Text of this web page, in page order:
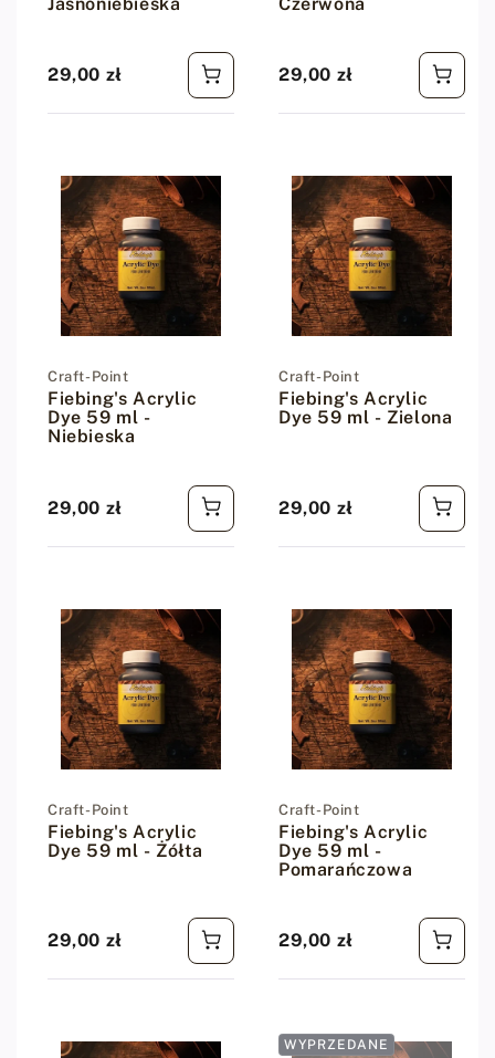
Cena regularna
29,00 zł Cena regularna
29,00 zł
Dostawca:
Craft-Point
Fiebing's Acrylic
Dye 59 ml -
Niebieska
Cena regularna
29,00 zł
Dostawca:
Craft-Point
Fiebing's Acrylic
Dye 59 ml - Zielona
Cena regularna
29,00 zł
Dostawca:
Craft-Point
Fiebing's Acrylic
Dye 59 ml - Żółta
Cena regularna
29,00 zł
Dostawca:
Craft-Point
Fiebing's Acrylic
Dye 59 ml -
Pomarańczowa
Cena regularna
29,00 zł
WYPRZEDANE